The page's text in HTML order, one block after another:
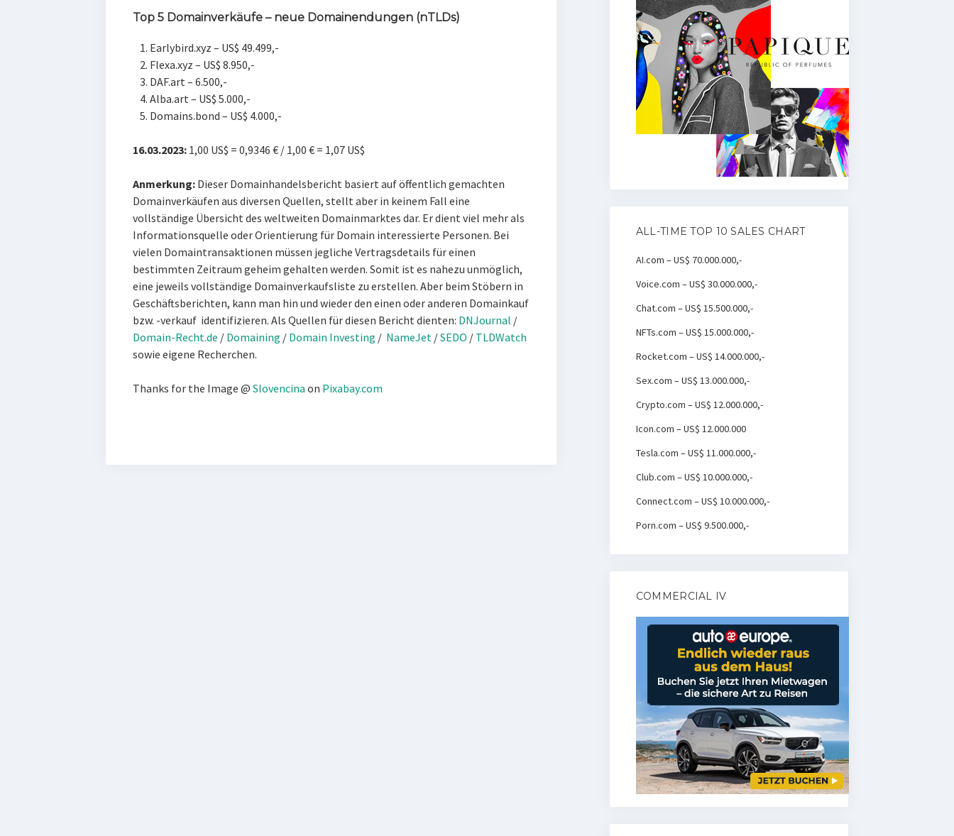
Top 5 Domainverkäufe – neue Domainendungen (nTLDs)
Earlybird.xyz – US$ 49.499,-
Flexa.xyz – US$ 8.950,-
DAF.art – 6.500,-
Alba.art – US$ 5.000,-
Domains.bond – US$ 4.000,-
16.03.2023:1,00 US$ = 0,9346 € / 1,00 € = 1,07 US$
Anmerkung:Dieser Domainhandelsbericht basiert auf öffentlich gemachten
Domainverkäufen aus diversen Quellen, stellt aber in keinem Fall eine
vollständige Übersicht des weltweiten Domainmarktes dar. Er dient viel mehr als
Informationsquelle oder Orientierung für Domain interessierte Personen. Bei
vielen Domaintransaktionen müssen jegliche Vertragsdetails für einen
bestimmten Zeitraum geheim gehalten werden. Somit ist es nahezu unmöglich,
eine jeweils vollständige Domainverkaufsliste zu erstellen. Aber beim Stöbern in
Geschäftsberichten, kann man hin und wieder den einen oder anderen Domainkauf
bzw. -verkauf identifizieren. Als Quellen für diesen Bericht dienten: DNJournal /
Domain-Recht.de / Domaining / Domain Investing / NameJet /SEDO / TLDWatch
sowie eigene Recherchen.
Thanks for the Image @ Slovencina on Pixabay.com
ALL-TIME TOP 10 SALES CHART
AI.com – US$ 70.000.000,-
Voice.com – US$ 30.000.000,-
Chat.com – US$ 15.500.000,-
NFTs.com – US$ 15.000.000,-
Rocket.com – US$ 14.000.000,-
Sex.com – US$ 13.000.000,-
Crypto.com – US$ 12.000.000,-
Icon.com – US$ 12.000.000
Tesla.com – US$ 11.000.000,-
Club.com – US$ 10.000.000,-
Connect.com – US$ 10.000.000,-
Porn.com – US$ 9.500.000,-
COMMERCIAL IV